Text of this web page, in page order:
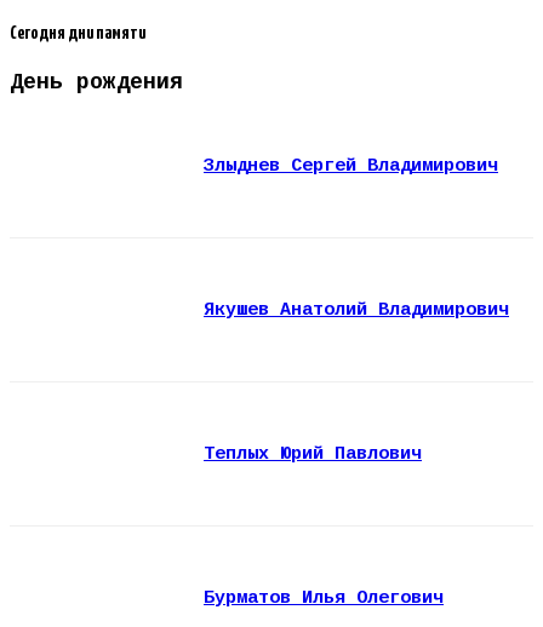
Сегодня дни памяти
День рождения
Злыднев Сергей Владимирович
Якушев Анатолий Владимирович
Теплых Юрий Павлович
Бурматов Илья Олегович